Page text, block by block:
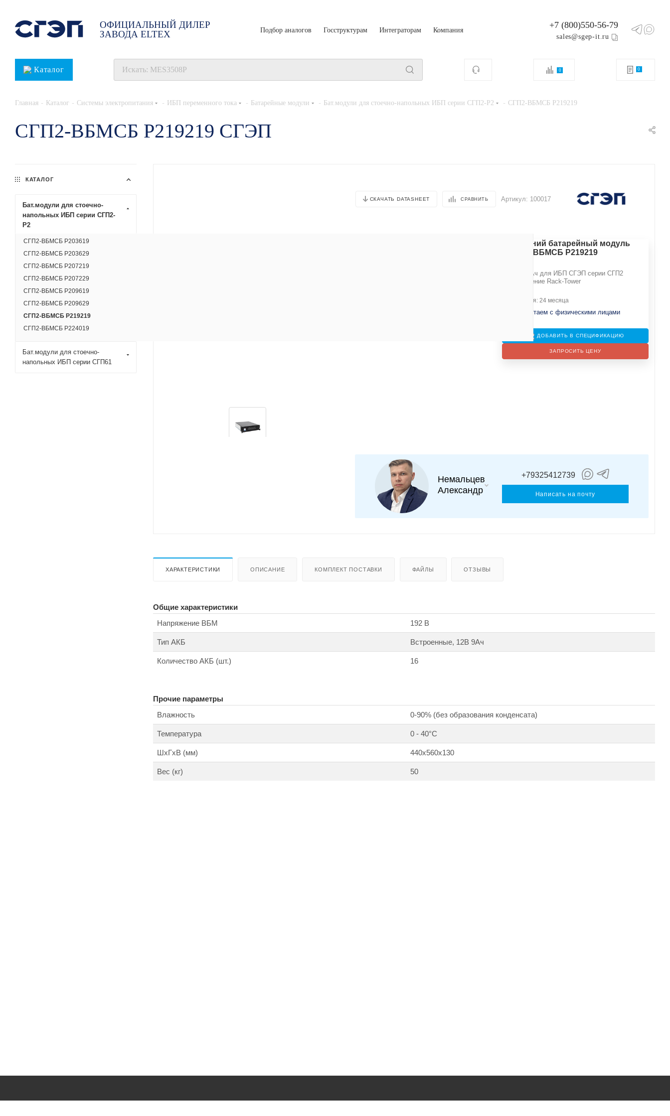
ОФИЦИАЛЬНЫЙ ДИЛЕР
ЗАВОДА ELTEX
Подбор аналогов Госструктурам Интеграторам Компания +7 (800)550-56-79
sales@sgep-it.ru
Каталог 0 0
Главная - Каталог - Системы электропитания - ИБП переменного тока - Батарейные модули - Бат.модули для стоечно-напольных ИБП серии СГП2-Р2 - СГП2-ВБМСБ Р219219
СГП2-ВБМСБ Р219219 СГЭП
СКАЧАТЬ DATASHEET СРАВНИТЬ Артикул: 100017
Внешний батарейный модуль
СГП2-ВБМСБ Р219219
192В 9Ач для ИБП СГЭП серии СГП2
исполнение Rack-Tower
Гарантия: 24 месяца
Не работаем с физическими лицами
ДОБАВИТЬ В СПЕЦИФИКАЦИЮ
ЗАПРОСИТЬ ЦЕНУ
Немальцев
Александр
+79325412739
Написать на почту
ХАРАКТЕРИСТИКИ ОПИСАНИЕ КОМПЛЕКТ ПОСТАВКИ ФАЙЛЫ ОТЗЫВЫ
Общие характеристики
Напряжение ВБМ
192 В
Тип АКБ Встроенные, 12В 9Ач
Количество АКБ (шт.) 16
Прочие параметры
Влажность
0-90% (без образования конденсата)
Температура 0 - 40°С
ШхГхВ (мм) 440х560х130
Вес (кг) 50
КАТАЛОГ
Бат.модули для стоечно-
напольных ИБП серии СГП2-
Р2
СГП2-ВБМСБ Р203619
СГП2-ВБМСБ Р203629
СГП2-ВБМСБ Р207219
СГП2-ВБМСБ Р207229
СГП2-ВБМСБ Р209619
СГП2-ВБМСБ Р209629
СГП2-ВБМСБ Р219219
СГП2-ВБМСБ Р224019
Бат.модули для стоечно-
напольных ИБП серии СГП61